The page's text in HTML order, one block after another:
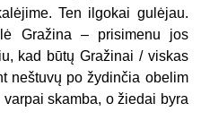
Ten ilgokai gulėjau.
Gražina – prisimenu jos
kad būtų Gražinai / viskas
neštuvų po žydinčia obelim
skamba, o žiedai byra